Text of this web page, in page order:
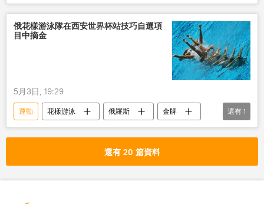
體育
俄花樣游泳隊在西安世界杯站技巧自選項
目中摘金
5月3日, 19:29
運動 花樣游泳 俄羅斯
金牌
世界杯
還有 1
還有 20 篇資料